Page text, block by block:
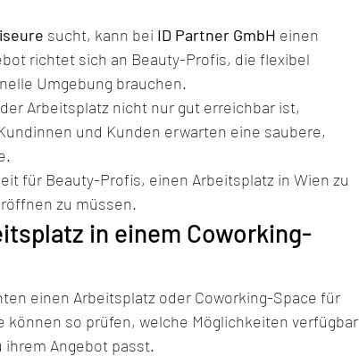
sucht, kann bei ID Partner GmbH einen
richtet sich an Beauty-Profis, die flexibel
Umgebung brauchen.
Arbeitsplatz nicht nur gut erreichbar ist,
und Kunden erwarten eine saubere,
für Beauty-Profis, einen Arbeitsplatz in Wien zu
zu müssen.
in einem Coworking-
einen Arbeitsplatz oder Coworking-Space für
so prüfen, welche Möglichkeiten verfügbar
ihrem Angebot passt.